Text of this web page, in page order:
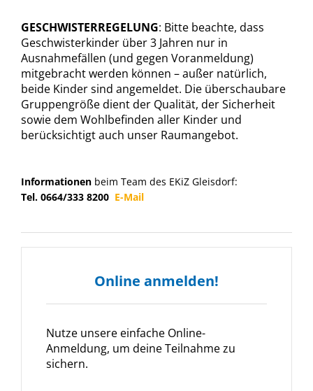
GESCHWISTERREGELUNG: Bitte beachte, dass
Geschwisterkinder über 3 Jahren nur in
Ausnahmefällen (und gegen Voranmeldung)
mitgebracht werden können – außer natürlich,
beide Kinder sind angemeldet. Die überschaubare
Gruppengröße dient der Qualität, der Sicherheit
sowie dem Wohlbefinden aller Kinder und
berücksichtigt auch unser Raumangebot.
Informationen beim Team des EKiZ Gleisdorf:
Tel. 0664/333 8200 E-Mail
Online anmelden!
Nutze unsere einfache Online-
Anmeldung, um deine Teilnahme zu
sichern.